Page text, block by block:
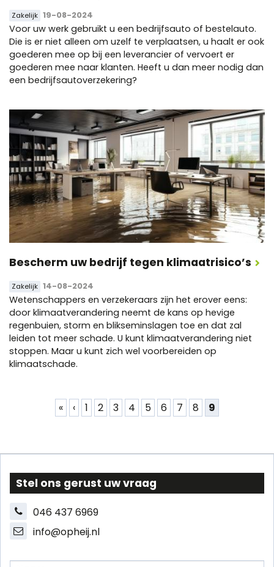
Zakelijk 19-08-2024
Voor uw werk gebruikt u een bedrijfsauto of bestelauto.
Die is er niet alleen om uzelf te verplaatsen, u haalt er ook
goederen mee op bij een leverancier of vervoert er
goederen mee naar klanten. Heeft u dan meer nodig dan
een bedrijfsautoverzekering?
Bescherm uw bedrijf tegen klimaatrisico’s
Zakelijk 14-08-2024
Wetenschappers en verzekeraars zijn het erover eens:
door klimaatverandering neemt de kans op hevige
regenbuien, storm en blikseminslagen toe en dat zal
leiden tot meer schade. U kunt klimaatverandering niet
stoppen. Maar u kunt zich wel voorbereiden op
klimaatschade.
« ‹ 1 2 3 4 5 6 7 8 9
Stel ons gerust uw vraag
046 437 6969
info@opheij.nl